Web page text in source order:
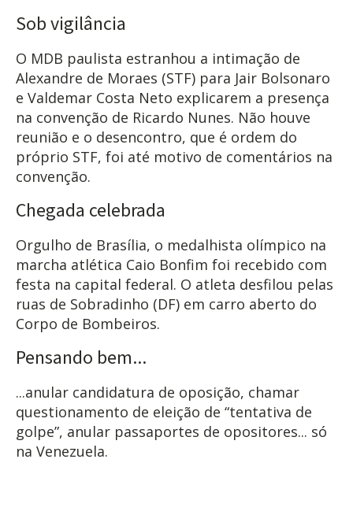
Sob vigilância
O MDB paulista estranhou a intimação de
Alexandre de Moraes (STF) para Jair Bolsonaro
e Valdemar Costa Neto explicarem a presença
na convenção de Ricardo Nunes. Não houve
reunião e o desencontro, que é ordem do
próprio STF, foi até motivo de comentários na
convenção.
Chegada celebrada
Orgulho de Brasília, o medalhista olímpico na
marcha atlética Caio Bonfim foi recebido com
festa na capital federal. O atleta desfilou pelas
ruas de Sobradinho (DF) em carro aberto do
Corpo de Bombeiros.
Pensando bem...
...anular candidatura de oposição, chamar
questionamento de eleição de “tentativa de
golpe”, anular passaportes de opositores... só
na Venezuela.